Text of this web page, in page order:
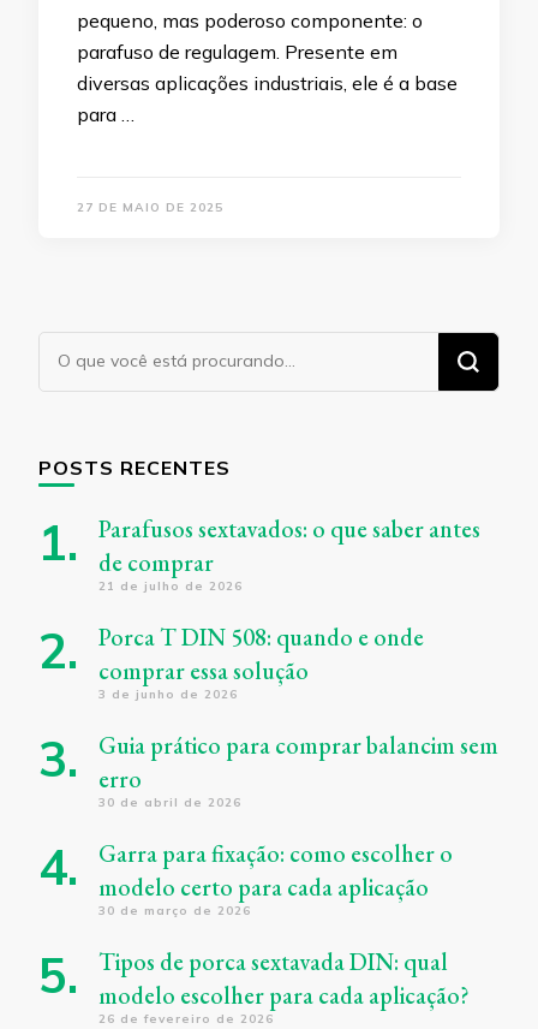
pequeno, mas poderoso componente: o
parafuso de regulagem. Presente em
diversas aplicações industriais, ele é a base
para …
27 DE MAIO DE 2025
Procurando
algo?
POSTS RECENTES
Parafusos sextavados: o que saber antes
de comprar
21 de julho de 2026
Porca T DIN 508: quando e onde
comprar essa solução
3 de junho de 2026
Guia prático para comprar balancim sem
erro
30 de abril de 2026
Garra para fixação: como escolher o
modelo certo para cada aplicação
30 de março de 2026
Tipos de porca sextavada DIN: qual
modelo escolher para cada aplicação?
26 de fevereiro de 2026